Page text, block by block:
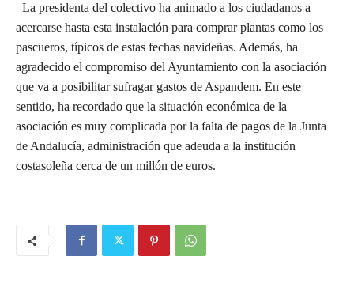
La presidenta del colectivo ha animado a los ciudadanos a
acercarse hasta esta instalación para comprar plantas como los
pascueros, típicos de estas fechas navideñas. Además, ha
agradecido el compromiso del Ayuntamiento con la asociación
que va a posibilitar sufragar gastos de Aspandem. En este
sentido, ha recordado que la situación económica de la
asociación es muy complicada por la falta de pagos de la Junta
de Andalucía, administración que adeuda a la institución
costasoleña cerca de un millón de euros.